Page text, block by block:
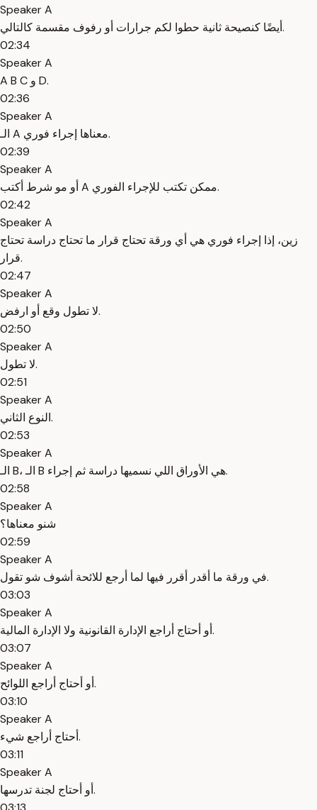
Speaker A
أيضًا كنصيحة ثانية حطوا لكم جرارات أو رفوف مقسمة كالتالي.
02:34
Speaker A
A B C و D.
02:36
Speaker A
الـ A معناها إجراء فوري.
02:39
Speaker A
أو مو شرط أكتب A ممكن تكتب للإجراء الفوري.
02:42
Speaker A
زين، إذا إجراء فوري هي أي ورقة تحتاج قرار ما تحتاج دراسة تحتاج
قرار.
02:47
Speaker A
لا تطول وقع أو ارفض.
02:50
Speaker A
لا تطول.
02:51
Speaker A
النوع الثاني.
02:53
Speaker A
الـ B، الـ B هي الأوراق اللي نسميها دراسة ثم إجراء.
02:58
Speaker A
شنو معناها؟
02:59
Speaker A
في ورقة ما أقدر أقرر فيها لما أرجع للائحة أشوف شو تقول.
03:03
Speaker A
أو أحتاج أراجع الإدارة القانونية ولا الإدارة المالية.
03:07
Speaker A
أو أحتاج أراجع اللوائح.
03:10
Speaker A
أحتاج أراجع شيء.
03:11
Speaker A
أو أحتاج لجنة تدرسها.